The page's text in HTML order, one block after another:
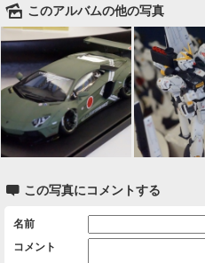
🌄 このアルバムの他の写真
 この写真にコメントする
名前
コメント